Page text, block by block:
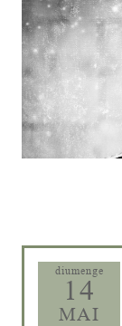
diumenge
14
MAI